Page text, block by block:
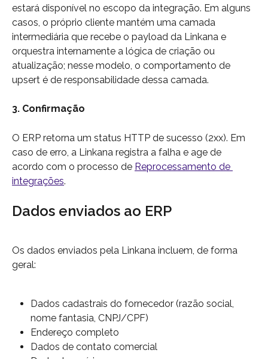
estará disponível no escopo da integração. Em alguns
casos, o próprio cliente mantém uma camada
intermediária que recebe o payload da Linkana e
orquestra internamente a lógica de criação ou
atualização; nesse modelo, o comportamento de
upsert é de responsabilidade dessa camada.
3. Confirmação
O ERP retorna um status HTTP de sucesso (2xx). Em
caso de erro, a Linkana registra a falha e age de
acordo com o processo de Reprocessamento de
integrações.
Dados enviados ao ERP
Os dados enviados pela Linkana incluem, de forma
geral:
Dados cadastrais do fornecedor (razão social,
nome fantasia, CNPJ/CPF)
Endereço completo
Dados de contato comercial